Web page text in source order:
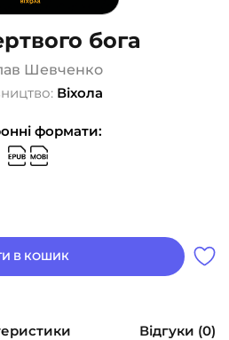
бога
Шевченко
Віхола
формати:
В КОШИК
Відгуки (0)